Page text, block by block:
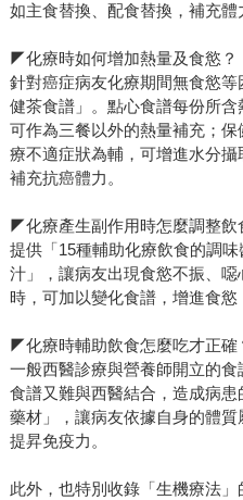
如主食替換、配食替換，補充體
◤化療時如何增加熱量及食慾？
針對癌症病友化療期間無食慾
健茶食譜」。點心食譜每份所含
可作為三餐以外的熱量補充；
療不適症狀為輔，可增進水分
補充抗癌體力。
◤化療產生副作用時怎麼調整飲
提供「15種輔助化療飲食的調
汁」，讓病友出現食慾不振、
時，可加以變化食譜，增進食慾
◤化療時輔助飲食怎麼吃才正確
一般西醫診療與營養師開立的
食譜又難與西醫結合，造成病
藥材」，讓病友依據自身的體質
提昇免疫力。
此外，也特別收錄「生機療法